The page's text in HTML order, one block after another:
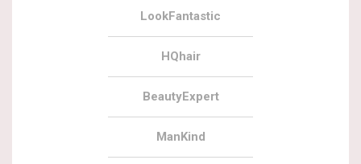
LookFantastic
HQhair
BeautyExpert
ManKind